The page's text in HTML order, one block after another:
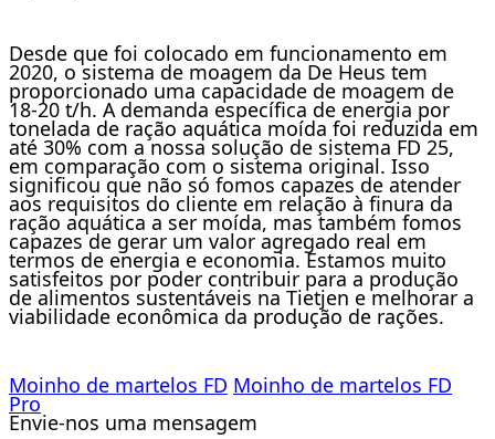
Desde que foi colocado em funcionamento em
2020, o sistema de moagem da De Heus tem
proporcionado uma capacidade de moagem de
18-20 t/h. A demanda específica de energia por
tonelada de ração aquática moída foi reduzida em
até 30% com a nossa solução de sistema FD 25,
em comparação com o sistema original. Isso
significou que não só fomos capazes de atender
aos requisitos do cliente em relação à finura da
ração aquática a ser moída, mas também fomos
capazes de gerar um valor agregado real em
termos de energia e economia. Estamos muito
satisfeitos por poder contribuir para a produção
de alimentos sustentáveis na Tietjen e melhorar a
viabilidade econômica da produção de rações.
Moinho de martelos FD Moinho de martelos FD
Pro
Envie-nos uma mensagem